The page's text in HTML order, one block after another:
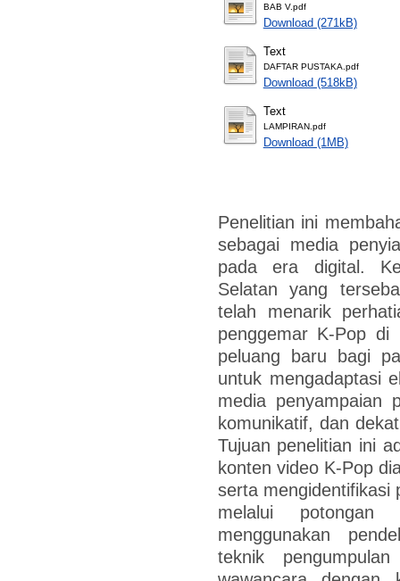
BAB V.pdf
Download (271kB)
Text
DAFTAR PUSTAKA.pdf
Download (518kB)
Text
LAMPIRAN.pdf
Download (1MB)
Penelitian ini
sebagai media
pada era digital.
Selatan yang
telah menarik
penggemar K-Pop di
peluang baru bagi
untuk mengadaptasi
media penyampaian
komunikatif, dan
Tujuan penelitian ini
konten video K-Pop
serta mengidentifikasi
melalui
menggunakan
teknik